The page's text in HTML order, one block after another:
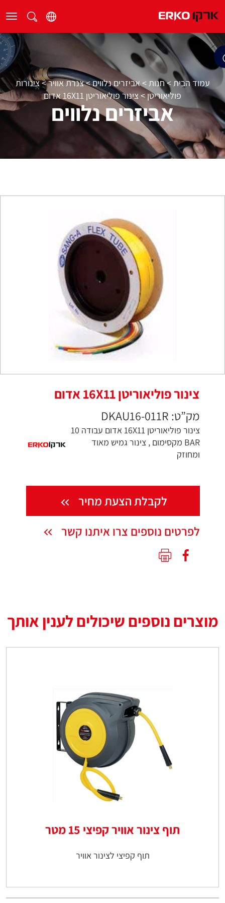
עמוד הבית >חנות >אביזרים נלווים>צנרת אוויר>צינורות
פוליאוריטן>צינור פוליאוריטן 16X11 אדום
אביזרים נלווים
צינור פוליאוריטן 16X11 אדום
מק”ט: DKAU16-011R
צינור פוליאוריטן 16X11 אדום עבודה 10
BAR מקסימום , צינור גמיש מאוד
ומחוזק
לקבלת הצעת מחיר
לפרטים נוספים צרו איתנו קשר
מוצרים נוספים שיכולים לענין אותך
תוף צינור אוויר קפיצי 15 מטר
תוף קפיצי לצינור אוויר